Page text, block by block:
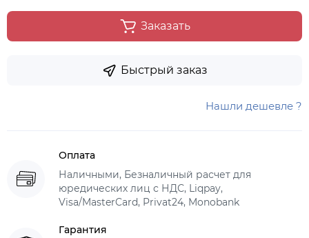
Заказать
Быстрый заказ
Нашли дешевле ?
Оплата
Наличными, Безналичный расчет для
юредических лиц с НДС, Liqpay,
Visa/MasterCard, Privat24, Monobank
Гарантия